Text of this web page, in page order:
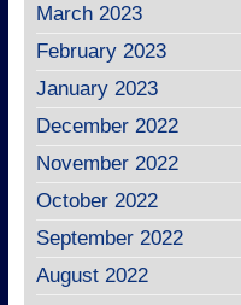
March 2023
February 2023
January 2023
December 2022
November 2022
October 2022
September 2022
August 2022